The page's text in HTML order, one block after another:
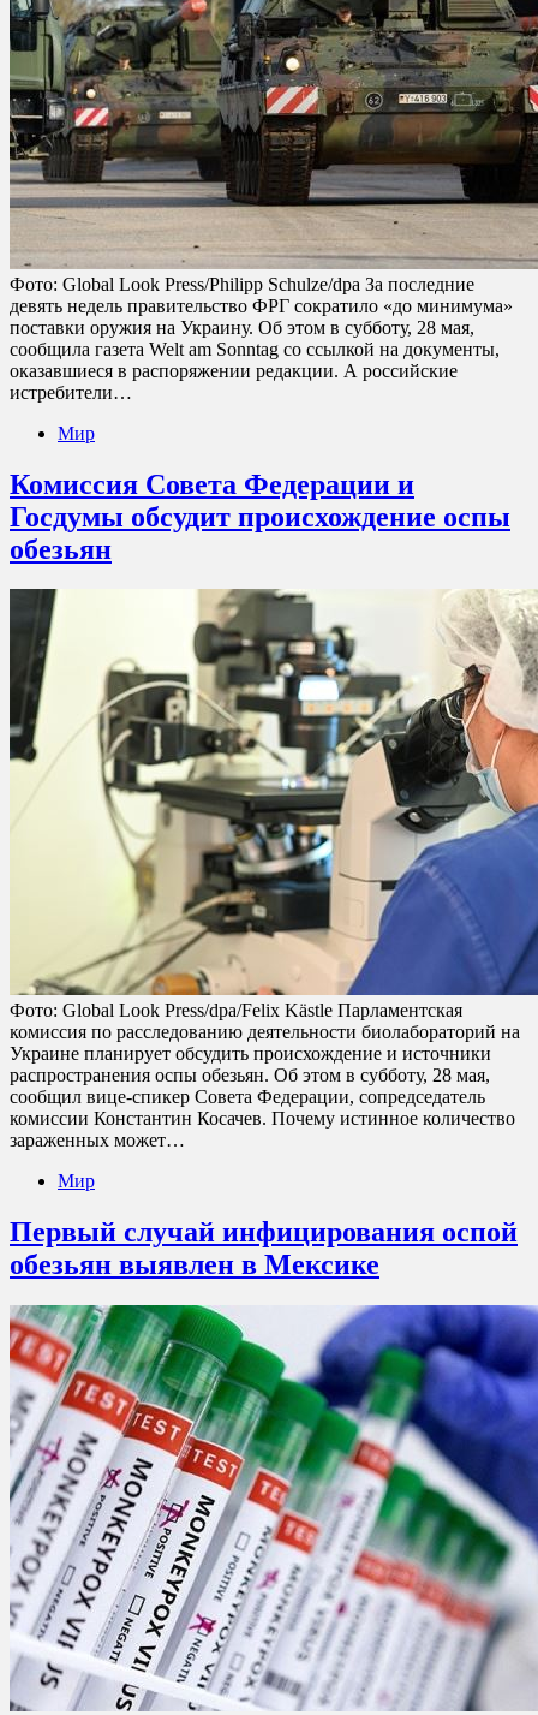
Фото: Global Look Press/Philipp Schulze/dpa За последние
девять недель правительство ФРГ сократило «до минимума»
поставки оружия на Украину. Об этом в субботу, 28 мая,
сообщила газета Welt am Sonntag со ссылкой на документы,
оказавшиеся в распоряжении редакции. А российские
истребители…
Мир
Комиссия Совета Федерации и
Госдумы обсудит происхождение оспы
обезьян
Фото: Global Look Press/dpa/Felix Kästle Парламентская
комиссия по расследованию деятельности биолабораторий на
Украине планирует обсудить происхождение и источники
распространения оспы обезьян. Об этом в субботу, 28 мая,
сообщил вице-спикер Совета Федерации, сопредседатель
комиссии Константин Косачев. Почему истинное количество
зараженных может…
Мир
Первый случай инфицирования оспой
обезьян выявлен в Мексике